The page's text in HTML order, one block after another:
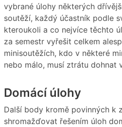
vybrané úlohy některých
soutěží, každý účastník podle
kteroukoli a co nejvíce těchto
za semestr vyřešit celkem
minisoutěžích, kdo v některé
nebo málo, musí ztrátu dohnat
Domácí úlohy
Další body kromě povinných k
shromažďovat řešením úloh